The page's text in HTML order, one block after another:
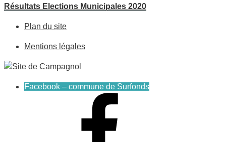
Résultats Elections Municipales 2020
Plan du site
Mentions légales
Facebook – commune de Surfonds